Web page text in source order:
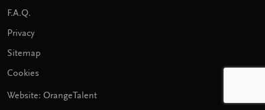
F.A.Q.
Privacy
Sitemap
Cookies
Website: OrangeTalent